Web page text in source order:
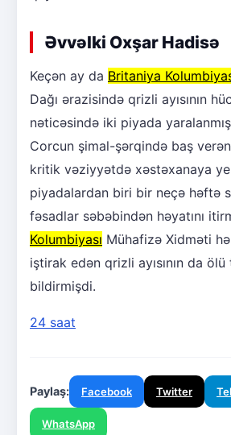
Əvvəlki Oxşar Hadisə
Keçən ay da Britaniya
Dağı ərazisində qrizli ayısının
nəticəsində iki piyada
Corcun şimal-şərqində baş
kritik vəziyyətdə xəstəxanaya
piyadalardan biri bir neçə həftə
fəsadlar səbəbindən həyatını
Kolumbiyası Mühafizə Xidməti
iştirak edən qrizli ayısının da ölü
bildirmişdi.
24 saat
Paylaş: Facebook Twitter
WhatsApp